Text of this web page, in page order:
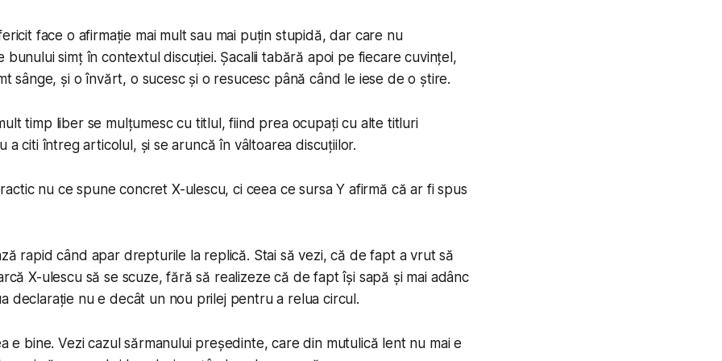
face o afirmație mai mult sau mai puțin stupidă, dar care nu
bunului simț în contextul discuției. Șacalii tabără apoi pe fiecare cuvințel,
sânge, și o învărt, o sucesc și o resucesc până când le iese de o știre.
timp liber se mulțumesc cu titlul, fiind prea ocupați cu alte titluri
a citi întreg articolul, și se aruncă în vâltoarea discuțiilor.
nu ce spune concret X-ulescu, ci ceea ce sursa Y afirmă că ar fi spus
rapid când apar drepturile la replică. Stai să vezi, că de fapt a vrut să
X-ulescu să se scuze, fără să realizeze că de fapt își sapă și mai adânc
declarație nu e decât un nou prilej pentru a relua circul.
e bine. Vezi cazul sărmanului președinte, care din mutulică lent nu mai e